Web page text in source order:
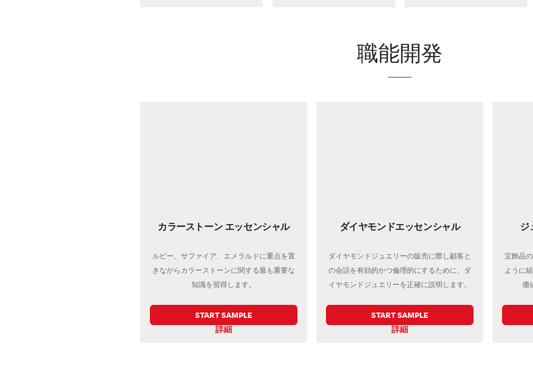
職能開発
カラーストーン エッセンシャル
ルビー、サファイア、エメラルドに重点を置
きながらカラーストーンに関する最も重要な
知識を習得します。
START SAMPLE
詳細
ダイヤモンドエッセンシャル
ダイヤモンドジュエリーの販売に際し顧客と
の会話を有効的かつ倫理的にするために、ダ
イヤモンドジュエリーを正確に説明します。
START SAMPLE
詳細
ジ
宝飾品
ように
価